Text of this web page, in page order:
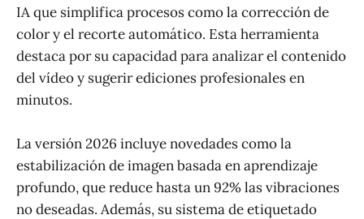
IA que simplifica procesos como la corrección de
color y el recorte automático. Esta herramienta
destaca por su capacidad para analizar el contenido
del vídeo y sugerir ediciones profesionales en
minutos.
La versión 2026 incluye novedades como la
estabilización de imagen basada en aprendizaje
profundo, que reduce hasta un 92% las vibraciones
no deseadas. Además, su sistema de etiquetado